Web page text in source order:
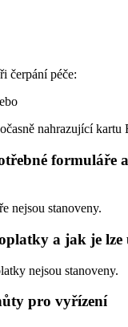
čerpání péče:
nahrazující kartu
formuláře
nejsou stanoveny.
a jak je
nejsou stanoveny.
pro vyřízení